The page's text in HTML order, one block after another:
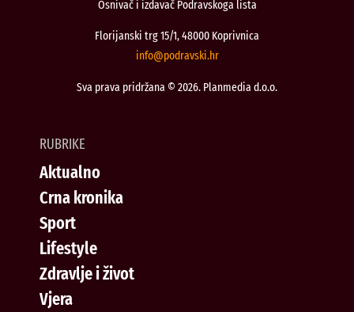
Osnivač i izdavač Podravskoga lista
Florijanski trg 15/1, 48000 Koprivnica
rh.iksvardop
@ofni
Sva prava pridržana © 2026. Planmedia d.o.o.
RUBRIKE
Aktualno
Crna kronika
Sport
Lifestyle
Zdravlje i život
Vjera